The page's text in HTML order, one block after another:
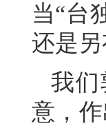
当“台
还是
我
意，